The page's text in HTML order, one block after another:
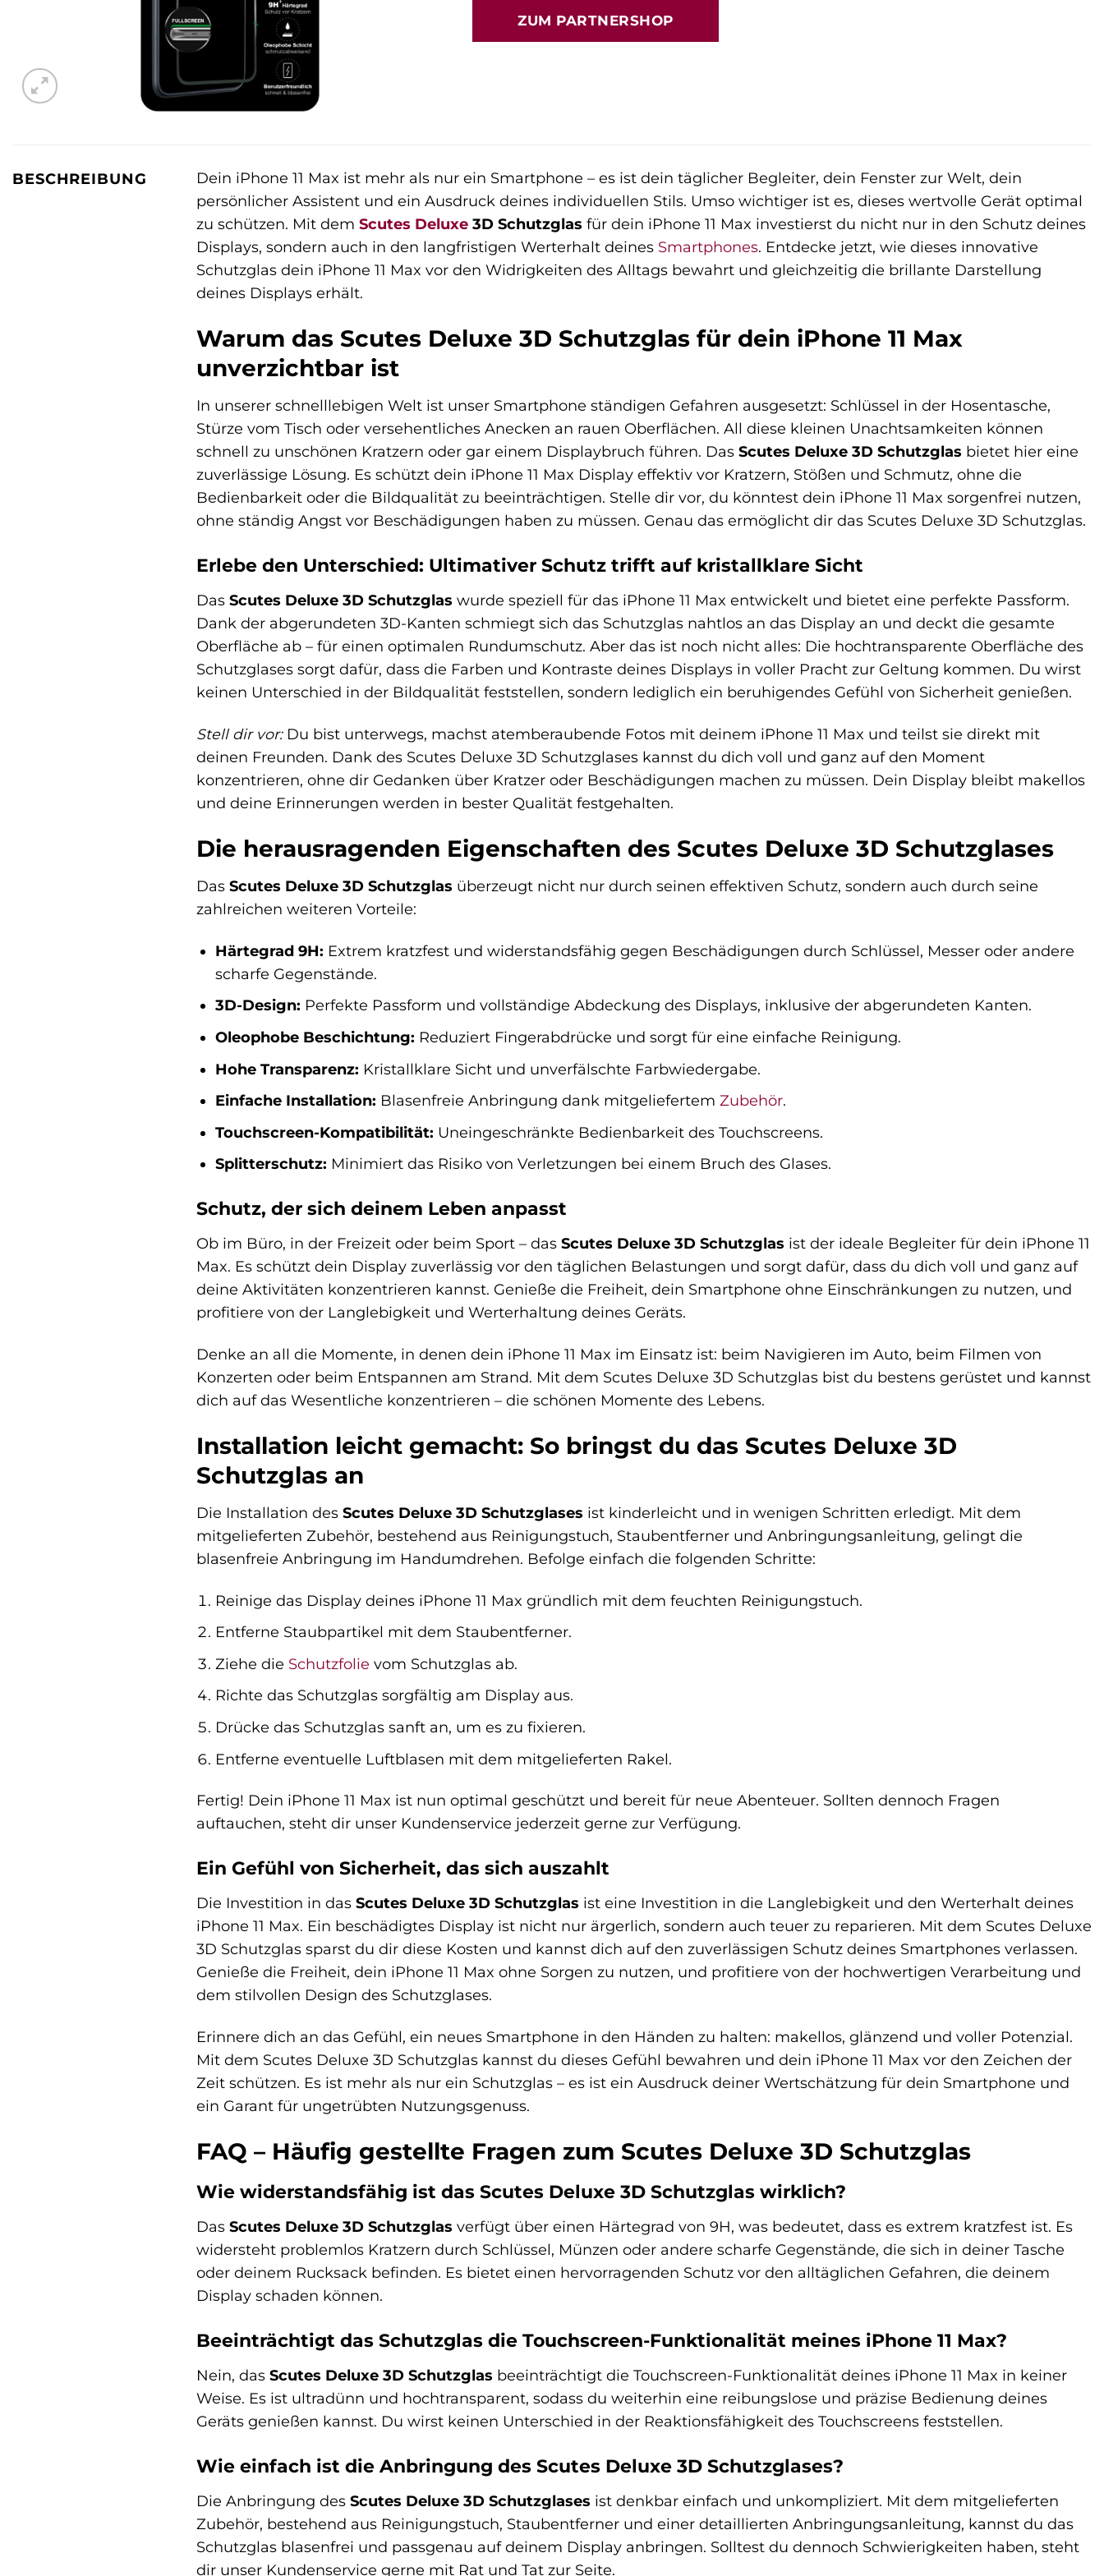
ZUM PARTNERSHOP
BESCHREIBUNG
Dein iPhone 11 Max ist mehr als nur ein Smartphone – es ist dein täglicher Begleiter, dein Fenster zur Welt, dein
persönlicher Assistent und ein Ausdruck deines individuellen Stils. Umso wichtiger ist es, dieses wertvolle Gerät optimal
zu schützen. Mit dem Scutes Deluxe 3D Schutzglas für dein iPhone 11 Max investierst du nicht nur in den Schutz deines
Displays, sondern auch in den langfristigen Werterhalt deines Smartphones. Entdecke jetzt, wie dieses innovative
Schutzglas dein iPhone 11 Max vor den Widrigkeiten des Alltags bewahrt und gleichzeitig die brillante Darstellung
deines Displays erhält.
Warum das Scutes Deluxe 3D Schutzglas für dein iPhone 11 Max
unverzichtbar ist
In unserer schnelllebigen Welt ist unser Smartphone ständigen Gefahren ausgesetzt: Schlüssel in der Hosentasche,
Stürze vom Tisch oder versehentliches Anecken an rauen Oberflächen. All diese kleinen Unachtsamkeiten können
schnell zu unschönen Kratzern oder gar einem Displaybruch führen. Das Scutes Deluxe 3D Schutzglas bietet hier eine
zuverlässige Lösung. Es schützt dein iPhone 11 Max Display effektiv vor Kratzern, Stößen und Schmutz, ohne die
Bedienbarkeit oder die Bildqualität zu beeinträchtigen. Stelle dir vor, du könntest dein iPhone 11 Max sorgenfrei nutzen,
ohne ständig Angst vor Beschädigungen haben zu müssen. Genau das ermöglicht dir das Scutes Deluxe 3D Schutzglas.
Erlebe den Unterschied: Ultimativer Schutz trifft auf kristallklare Sicht
Das Scutes Deluxe 3D Schutzglas wurde speziell für das iPhone 11 Max entwickelt und bietet eine perfekte Passform.
Dank der abgerundeten 3D-Kanten schmiegt sich das Schutzglas nahtlos an das Display an und deckt die gesamte
Oberfläche ab – für einen optimalen Rundumschutz. Aber das ist noch nicht alles: Die hochtransparente Oberfläche des
Schutzglases sorgt dafür, dass die Farben und Kontraste deines Displays in voller Pracht zur Geltung kommen. Du wirst
keinen Unterschied in der Bildqualität feststellen, sondern lediglich ein beruhigendes Gefühl von Sicherheit genießen.
Stell dir vor:Du bist unterwegs, machst atemberaubende Fotos mit deinem iPhone 11 Max und teilst sie direkt mit
deinen Freunden. Dank des Scutes Deluxe 3D Schutzglases kannst du dich voll und ganz auf den Moment
konzentrieren, ohne dir Gedanken über Kratzer oder Beschädigungen machen zu müssen. Dein Display bleibt makellos
und deine Erinnerungen werden in bester Qualität festgehalten.
Die herausragenden Eigenschaften des Scutes Deluxe 3D Schutzglases
Das Scutes Deluxe 3D Schutzglas überzeugt nicht nur durch seinen effektiven Schutz, sondern auch durch seine
zahlreichen weiteren Vorteile:
Härtegrad 9H: Extrem kratzfest und widerstandsfähig gegen Beschädigungen durch Schlüssel, Messer oder andere
scharfe Gegenstände.
3D-Design: Perfekte Passform und vollständige Abdeckung des Displays, inklusive der abgerundeten Kanten.
Oleophobe Beschichtung: Reduziert Fingerabdrücke und sorgt für eine einfache Reinigung.
Hohe Transparenz: Kristallklare Sicht und unverfälschte Farbwiedergabe.
Einfache Installation: Blasenfreie Anbringung dank mitgeliefertem Zubehör.
Touchscreen-Kompatibilität: Uneingeschränkte Bedienbarkeit des Touchscreens.
Splitterschutz: Minimiert das Risiko von Verletzungen bei einem Bruch des Glases.
Schutz, der sich deinem Leben anpasst
Ob im Büro, in der Freizeit oder beim Sport – das Scutes Deluxe 3D Schutzglas ist der ideale Begleiter für dein iPhone 11
Max. Es schützt dein Display zuverlässig vor den täglichen Belastungen und sorgt dafür, dass du dich voll und ganz auf
deine Aktivitäten konzentrieren kannst. Genieße die Freiheit, dein Smartphone ohne Einschränkungen zu nutzen, und
profitiere von der Langlebigkeit und Werterhaltung deines Geräts.
Denke an all die Momente, in denen dein iPhone 11 Max im Einsatz ist: beim Navigieren im Auto, beim Filmen von
Konzerten oder beim Entspannen am Strand. Mit dem Scutes Deluxe 3D Schutzglas bist du bestens gerüstet und kannst
dich auf das Wesentliche konzentrieren – die schönen Momente des Lebens.
Installation leicht gemacht: So bringst du das Scutes Deluxe 3D
Schutzglas an
Die Installation des Scutes Deluxe 3D Schutzglases ist kinderleicht und in wenigen Schritten erledigt. Mit dem
mitgelieferten Zubehör, bestehend aus Reinigungstuch, Staubentferner und Anbringungsanleitung, gelingt die
blasenfreie Anbringung im Handumdrehen. Befolge einfach die folgenden Schritte:
Reinige das Display deines iPhone 11 Max gründlich mit dem feuchten Reinigungstuch.
Entferne Staubpartikel mit dem Staubentferner.
Ziehe die Schutzfolie vom Schutzglas ab.
Richte das Schutzglas sorgfältig am Display aus.
Drücke das Schutzglas sanft an, um es zu fixieren.
Entferne eventuelle Luftblasen mit dem mitgelieferten Rakel.
Fertig! Dein iPhone 11 Max ist nun optimal geschützt und bereit für neue Abenteuer. Sollten dennoch Fragen
auftauchen, steht dir unser Kundenservice jederzeit gerne zur Verfügung.
Ein Gefühl von Sicherheit, das sich auszahlt
Die Investition in das Scutes Deluxe 3D Schutzglas ist eine Investition in die Langlebigkeit und den Werterhalt deines
iPhone 11 Max. Ein beschädigtes Display ist nicht nur ärgerlich, sondern auch teuer zu reparieren. Mit dem Scutes Deluxe
3D Schutzglas sparst du dir diese Kosten und kannst dich auf den zuverlässigen Schutz deines Smartphones verlassen.
Genieße die Freiheit, dein iPhone 11 Max ohne Sorgen zu nutzen, und profitiere von der hochwertigen Verarbeitung und
dem stilvollen Design des Schutzglases.
Erinnere dich an das Gefühl, ein neues Smartphone in den Händen zu halten: makellos, glänzend und voller Potenzial.
Mit dem Scutes Deluxe 3D Schutzglas kannst du dieses Gefühl bewahren und dein iPhone 11 Max vor den Zeichen der
Zeit schützen. Es ist mehr als nur ein Schutzglas – es ist ein Ausdruck deiner Wertschätzung für dein Smartphone und
ein Garant für ungetrübten Nutzungsgenuss.
FAQ – Häufig gestellte Fragen zum Scutes Deluxe 3D Schutzglas
Wie widerstandsfähig ist das Scutes Deluxe 3D Schutzglas wirklich?
Das Scutes Deluxe 3D Schutzglas verfügt über einen Härtegrad von 9H, was bedeutet, dass es extrem kratzfest ist. Es
widersteht problemlos Kratzern durch Schlüssel, Münzen oder andere scharfe Gegenstände, die sich in deiner Tasche
oder deinem Rucksack befinden. Es bietet einen hervorragenden Schutz vor den alltäglichen Gefahren, die deinem
Display schaden können.
Beeinträchtigt das Schutzglas die Touchscreen-Funktionalität meines iPhone 11 Max?
Nein, das Scutes Deluxe 3D Schutzglas beeinträchtigt die Touchscreen-Funktionalität deines iPhone 11 Max in keiner
Weise. Es ist ultradünn und hochtransparent, sodass du weiterhin eine reibungslose und präzise Bedienung deines
Geräts genießen kannst. Du wirst keinen Unterschied in der Reaktionsfähigkeit des Touchscreens feststellen.
Wie einfach ist die Anbringung des Scutes Deluxe 3D Schutzglases?
Die Anbringung des Scutes Deluxe 3D Schutzglases ist denkbar einfach und unkompliziert. Mit dem mitgelieferten
Zubehör, bestehend aus Reinigungstuch, Staubentferner und einer detaillierten Anbringungsanleitung, kannst du das
Schutzglas blasenfrei und passgenau auf deinem Display anbringen. Solltest du dennoch Schwierigkeiten haben, steht
dir unser Kundenservice gerne mit Rat und Tat zur Seite.